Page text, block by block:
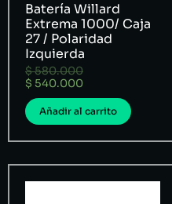
Batería Willard
Extrema 1000/ Caja
27 / Polaridad
Izquierda
$580.000
$ 540.000
Añadir al carrito